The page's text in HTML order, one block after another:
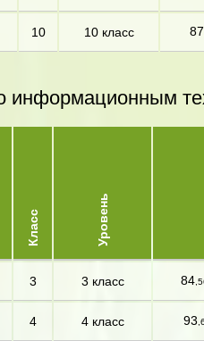
10 10 класс 87
информационным
Класс Уровень
3 3 класс 84
4 4 класс 93 ,6